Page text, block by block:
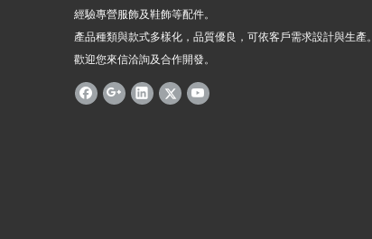
經驗專營服飾及鞋飾等配件。
產品種類與款式多樣化，品質優良，可依客戶需求設計與生產。
歡迎您來信洽詢及合作開發。